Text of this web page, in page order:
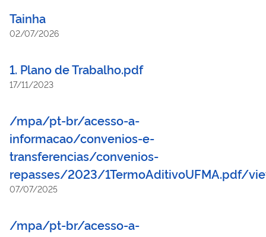
Tainha
02/07/2026
1. Plano de Trabalho.pdf
17/11/2023
/mpa/pt-br/acesso-a-
informacao/convenios-e-
transferencias/convenios-
repasses/2023/1TermoAditivoUFMA.pdf/
07/07/2025
/mpa/pt-br/acesso-a-